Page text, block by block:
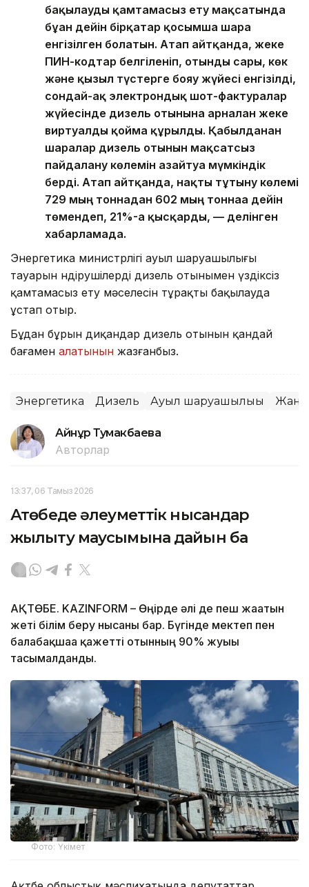
бақылауды қамтамасыз ету мақсатында
бұған дейін бірқатар қосымша шара
енгізілген болатын. Атап айтқанда, жеке
ПИН-кодтар белгіленіп, отынды сары, көк
және қызыл түстерге бояу жүйесі енгізілді,
сондай-ақ электрондық шот-фактуралар
жүйесінде дизель отынына арналған жеке
виртуалды қойма құрылды. Қабылданған
шаралар дизель отынын мақсатсыз
пайдалану көлемін азайтуға мүмкіндік
берді. Атап айтқанда, нақты тұтыну көлемі
729 мың тоннадан 602 мың тоннаға дейін
төмендеп, 21%-ға қысқарды, — делінген
хабарламада.
Энергетика министрлігі ауыл шаруашылығы
тауарын өндірушілерді дизель отынымен үздіксіз
қамтамасыз ету мәселесін тұрақты бақылауда
ұстап отыр.
Бұдан бұрын диқандар дизель отынын қандай
бағамен алатынын жазғанбыз.
Энергетика Дизель Ауыл шаруашылығы
Айнұр Тумакбаева
Авторлар
13:37, 06 Тамыз 2026
Ақтөбеде әлеуметтік нысандар
жылыту маусымына дайын ба
АҚТӨБЕ. KAZINFORM – Өңірде әлі де пеш жағатын
жеті білім беру нысаны бар. Бүгінде мектеп пен
балабақшаға қажетті отынның 90% жуығы
тасымалданды.
Фото: Үкімет